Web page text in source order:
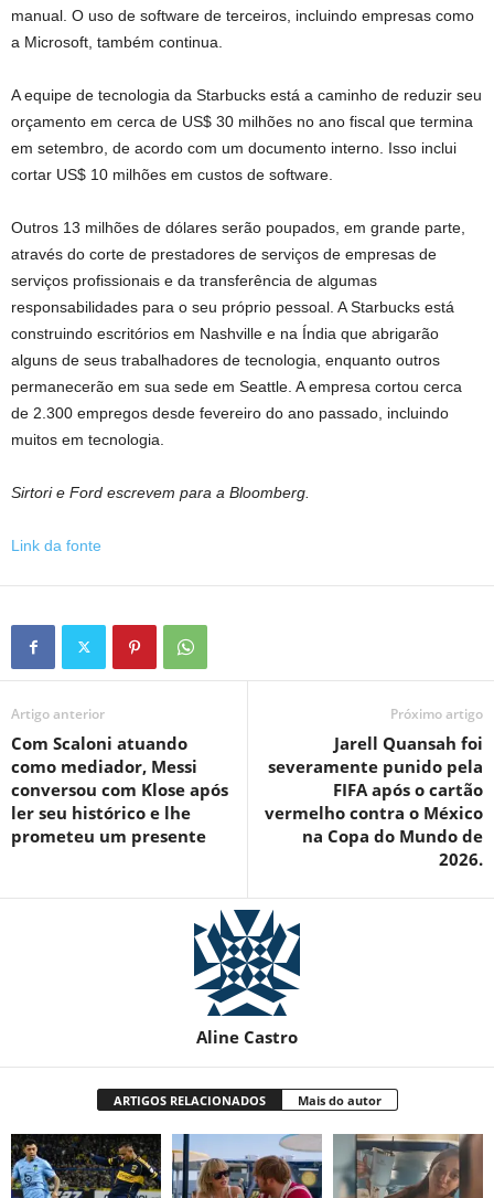
manual. O uso de software de terceiros, incluindo empresas como
a Microsoft, também continua.
A equipe de tecnologia da Starbucks está a caminho de reduzir seu
orçamento em cerca de US$ 30 milhões no ano fiscal que termina
em setembro, de acordo com um documento interno. Isso inclui
cortar US$ 10 milhões em custos de software.
Outros 13 milhões de dólares serão poupados, em grande parte,
através do corte de prestadores de serviços de empresas de
serviços profissionais e da transferência de algumas
responsabilidades para o seu próprio pessoal. A Starbucks está
construindo escritórios em Nashville e na Índia que abrigarão
alguns de seus trabalhadores de tecnologia, enquanto outros
permanecerão em sua sede em Seattle. A empresa cortou cerca
de 2.300 empregos desde fevereiro do ano passado, incluindo
muitos em tecnologia.
Sirtori e Ford escrevem para a Bloomberg.
Link da fonte
Artigo anterior
Com Scaloni atuando
como mediador, Messi
conversou com Klose após
ler seu histórico e lhe
prometeu um presente
Próximo artigo
Jarell Quansah foi
severamente punido pela
FIFA após o cartão
vermelho contra o México
na Copa do Mundo de
2026.
Aline Castro
ARTIGOS RELACIONADOS Mais do autor